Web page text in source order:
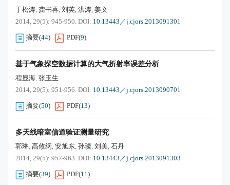
于松涛, 龚书喜, 刘英, 洪涛, 姜文
2014, 29(5): 945-950. DOI: 10.13443／j.cjors.2013091301
摘要(44) PDF(9)
基于气象探空数据计算的大气折射率误差分析
程显海, 张玉生
2014, 29(5): 951-956. DOI: 10.13443／j.cjors.2013090701
摘要(50) PDF(13)
多天线暗室信道验证测量研究
郭琳, 高攸纲, 安旭东, 孙璨, 刘美, 石丹
2014, 29(5): 957-963. DOI: 10.13443／j.cjors.2013091303
摘要(39) PDF(11)